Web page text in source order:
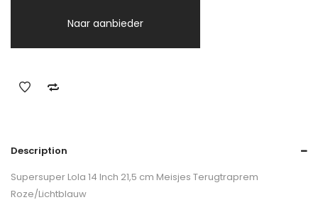
Naar aanbieder
Description
Supersuper Lola 14 Inch 21,5 cm Meisjes Terugtraprem
Roze/Lichtblauw